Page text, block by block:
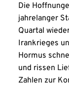
Die
jahrelanger
Quartal
Irankrieges
Hormus
und rissen
Zahlen zur